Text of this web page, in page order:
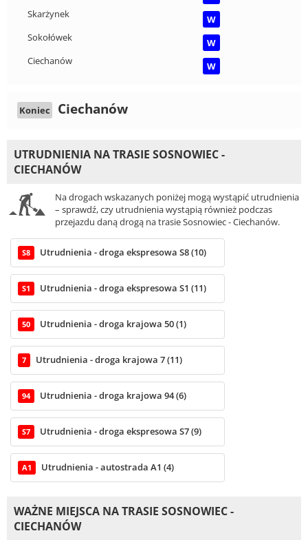
Skarżynek
W
Sokołówek
W
Ciechanów
W
Koniec Ciechanów
UTRUDNIENIA NA TRASIE SOSNOWIEC -
CIECHANÓW
Na drogach wskazanych poniżej mogą wystąpić utrudnienia
– sprawdź, czy utrudnienia wystąpią również podczas
przejazdu daną drogą na trasie Sosnowiec - Ciechanów.
S8 Utrudnienia - droga ekspresowa S8 (10)
S1 Utrudnienia - droga ekspresowa S1 (11)
50 Utrudnienia - droga krajowa 50 (1)
7 Utrudnienia - droga krajowa 7 (11)
94 Utrudnienia - droga krajowa 94 (6)
S7 Utrudnienia - droga ekspresowa S7 (9)
A1 Utrudnienia - autostrada A1 (4)
WAŻNE MIEJSCA NA TRASIE SOSNOWIEC -
CIECHANÓW